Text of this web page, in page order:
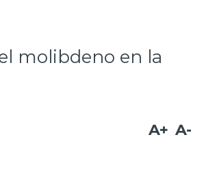
molibdeno en la
A+ A-